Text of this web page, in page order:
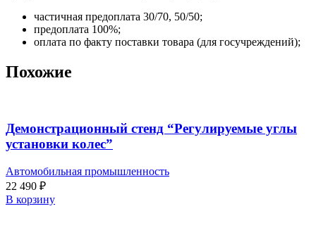
частичная предоплата 30/70, 50/50;
предоплата 100%;
оплата по факту поставки товара (для госучреждений);
Похожие
Демонстрационный стенд “Регулируемые углы
установки колес”
Автомобильная промышленность
22 490 ₽
В корзину